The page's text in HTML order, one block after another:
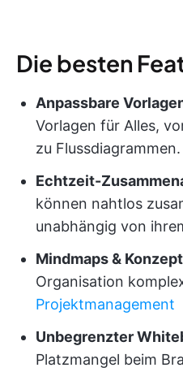
Die besten
Anpassbare
Vorlagen für Alles,
zu Flussdiagrammen.
Echtzeit-
können nahtlos
unabhängig von
Mindmaps &
Organisation
Projektmanagement
Unbegrenzter
Platzmangel beim